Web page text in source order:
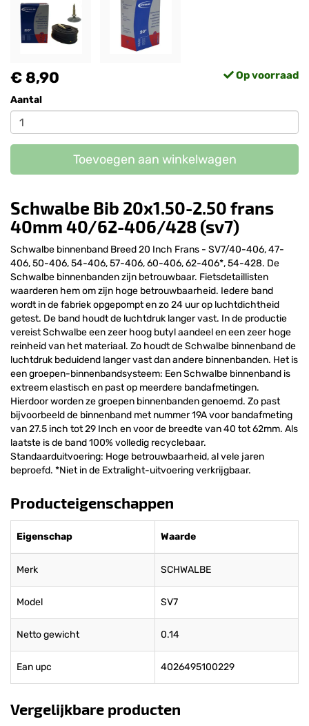
€ 8,90 Op voorraad
Aantal
Toevoegen aan winkelwagen
Schwalbe Bib 20x1.50-2.50 frans
40mm 40/62-406/428 (sv7)
Schwalbe binnenband Breed 20 Inch Frans - SV7/40-406, 47-
406, 50-406, 54-406, 57-406, 60-406, 62-406*, 54-428. De
Schwalbe binnenbanden zijn betrouwbaar. Fietsdetaillisten
waarderen hem om zijn hoge betrouwbaarheid. Iedere band
wordt in de fabriek opgepompt en zo 24 uur op luchtdichtheid
getest. De band houdt de luchtdruk langer vast. In de productie
vereist Schwalbe een zeer hoog butyl aandeel en een zeer hoge
reinheid van het materiaal. Zo houdt de Schwalbe binnenband de
luchtdruk beduidend langer vast dan andere binnenbanden. Het is
een groepen-binnenbandsysteem: Een Schwalbe binnenband is
extreem elastisch en past op meerdere bandafmetingen.
Hierdoor worden ze groepen binnenbanden genoemd. Zo past
bijvoorbeeld de binnenband met nummer 19A voor bandafmeting
van 27.5 inch tot 29 Inch en voor de breedte van 40 tot 62mm. Als
laatste is de band 100% volledig recyclebaar.
Standaarduitvoering: Hoge betrouwbaarheid, al vele jaren
beproefd. *Niet in de Extralight-uitvoering verkrijgbaar.
Producteigenschappen
Eigenschap Waarde
Merk SCHWALBE
Model SV7
Netto gewicht 0.14
Ean upc 4026495100229
Vergelijkbare producten